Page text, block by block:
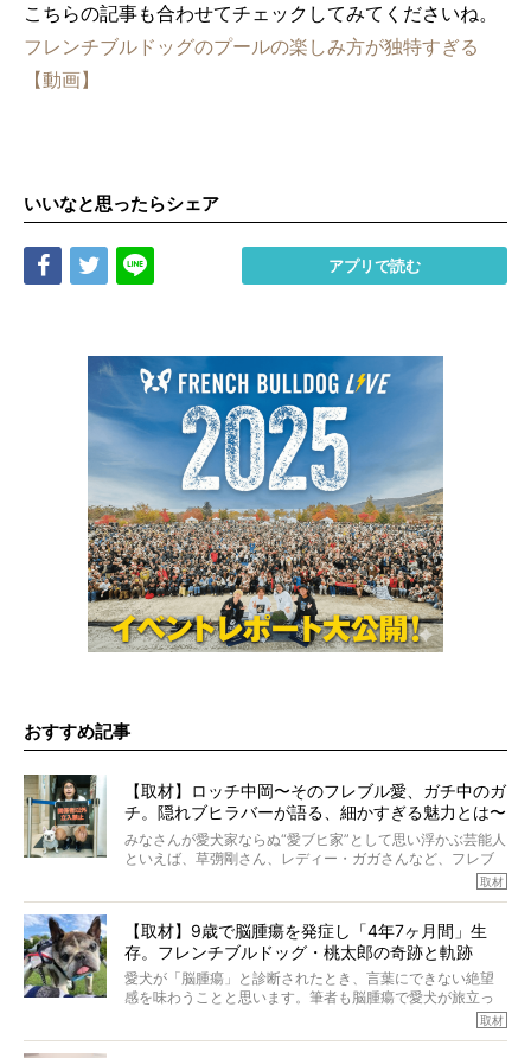
こちらの記事も合わせてチェックしてみてくださいね。
フレンチブルドッグのプールの楽しみ方が独特すぎる
【動画】
いいなと思ったらシェア
Share Tweet アプリで読む
おすすめ記事
【取材】ロッチ中岡〜そのフレブル愛、ガチ中のガ
チ。隠れブヒラバーが語る、細かすぎる魅力とは〜
【前編】
みなさんが愛犬家ならぬ“愛ブヒ家”として思い浮かぶ芸能人
といえば、草彅剛さん、レディー・ガガさんなど、フレブ
ルを飼っている方が多いと思います。が、ロッチ中岡さん
んのインスタグラムを覗くと、たくさんのフレブルアカウ
ントがフォローされていて、わが『FRENCH BULLDOG
LIFE』モデルのnicoやトーラスも、その中の一頭。
そんな中岡さんに、フレブルの魅力を語っていただきまし
た。そのブヒ愛っぷりは、思ってた以上！ ガチ中のガチ
取材
【取材】9歳で脳腫瘍を発症し「4年7ヶ月間」生
存。フレンチブルドッグ・桃太郎の奇跡と軌跡
愛犬が「脳腫瘍」と診断されたとき、言葉にできない絶望
感を味わうことと思います。筆者も脳腫瘍で愛犬が旅立っ
たひとり。だからこそ、どれほど厄介で困難な病気かを理取材